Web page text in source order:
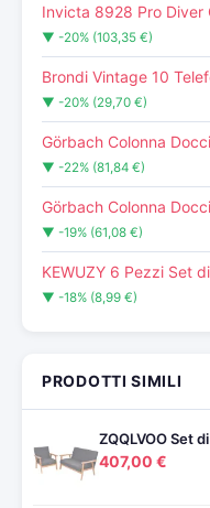
Invicta 8928 Pro Diver
▼ -20% (103,35 €)
Brondi Vintage 10
▼ -20% (29,70 €)
Görbach Colonna
▼ -22% (81,84 €)
Görbach Colonna
▼ -19% (61,08 €)
KEWUZY 6 Pezzi Set
▼ -18% (8,99 €)
PRODOTTI SIMILI
ZQQLVOO Set
407,00 €